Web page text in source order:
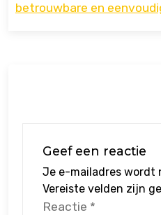
betrouwbare en
Geef een reactie
Je e-mailadres wordt
Vereiste velden zijn
Reactie *